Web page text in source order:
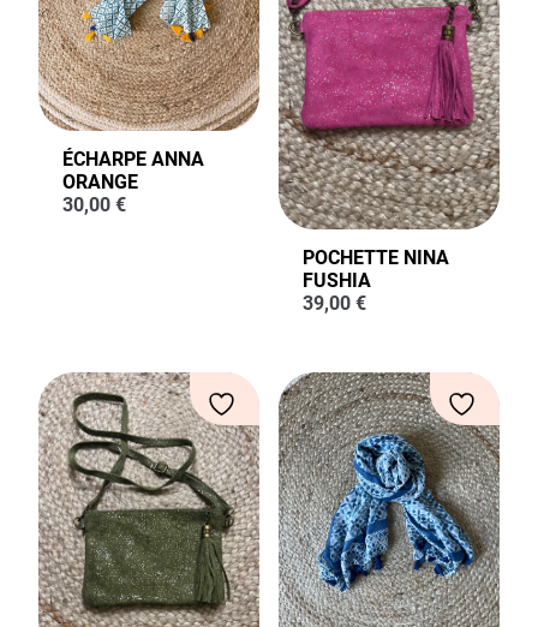
ÉCHARPE ANNA
ORANGE
30,00 €
POCHETTE NINA
FUSHIA
39,00 €